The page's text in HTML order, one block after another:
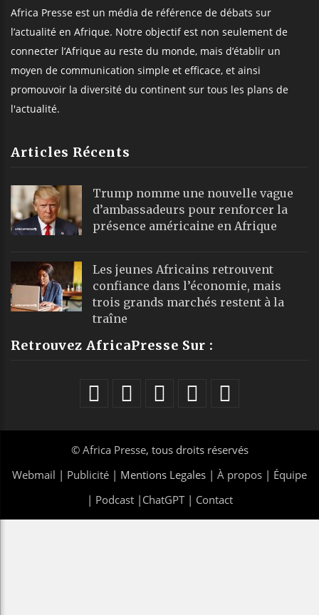
Africa Presse est un média de référence de débats sur
l’actualité en Afrique. Notre objectif est non seulement de
connecter l’Afrique au reste du monde, mais d’établir un
moyen de communication simple et efficace, et ainsi
promouvoir la diversité du continent sur tous les plans de
l'actualité.
Articles Récents
Trump nomme une nouvelle vague
d’ambassadeurs pour renforcer la
présence américaine en Afrique
Les jeunes Africains retrouvent
confiance dans l’économie, mais
trois grands marchés restent à la
traîne
Retrouvez AfricaPresse Sur :
© Africa Presse, tous droits réservés
Webmail | Publicité | Mentions Legales | À propos | Équipe
| Podcast| ChatGPT| Contact